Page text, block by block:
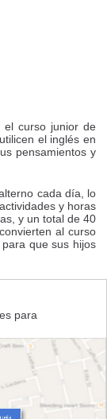
el curso junior de
el inglés en
pensamientos y
cada día, lo
y horas
y un total de 40
al curso
que sus hijos
para